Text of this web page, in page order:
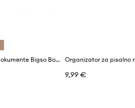
Organizator za dokumente Bigso Box of Sweden Walter
9,99 €